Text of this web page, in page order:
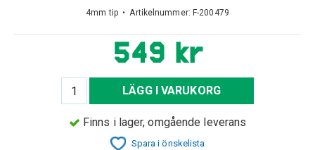
4mm tip • Artikelnummer: F-200479
549 kr
LÄGG I VARUKORG
Finns i lager, omgående leverans
Spara i önskelista